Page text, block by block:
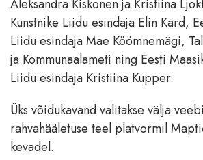
Aleksandra Kiskonen ja Kristiina
Kunstnike Liidu esindaja Elin Kard,
Liidu esindaja Mae Köömnemägi,
ja Kommunaalameti ning Eesti
Liidu esindaja Kristiina Kupper.
Üks võidukavand valitakse välja
rahvahääletuse teel platvormil
kevadel.